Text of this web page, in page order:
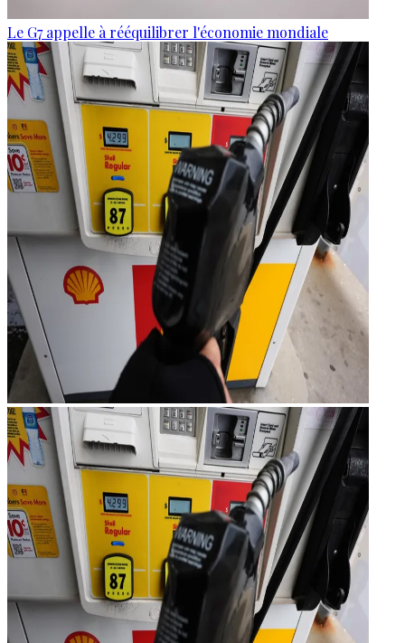
Le G7 appelle à rééquilibrer l'économie mondiale